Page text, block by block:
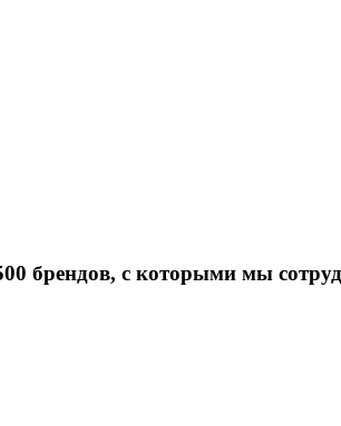
брендов, с которыми мы